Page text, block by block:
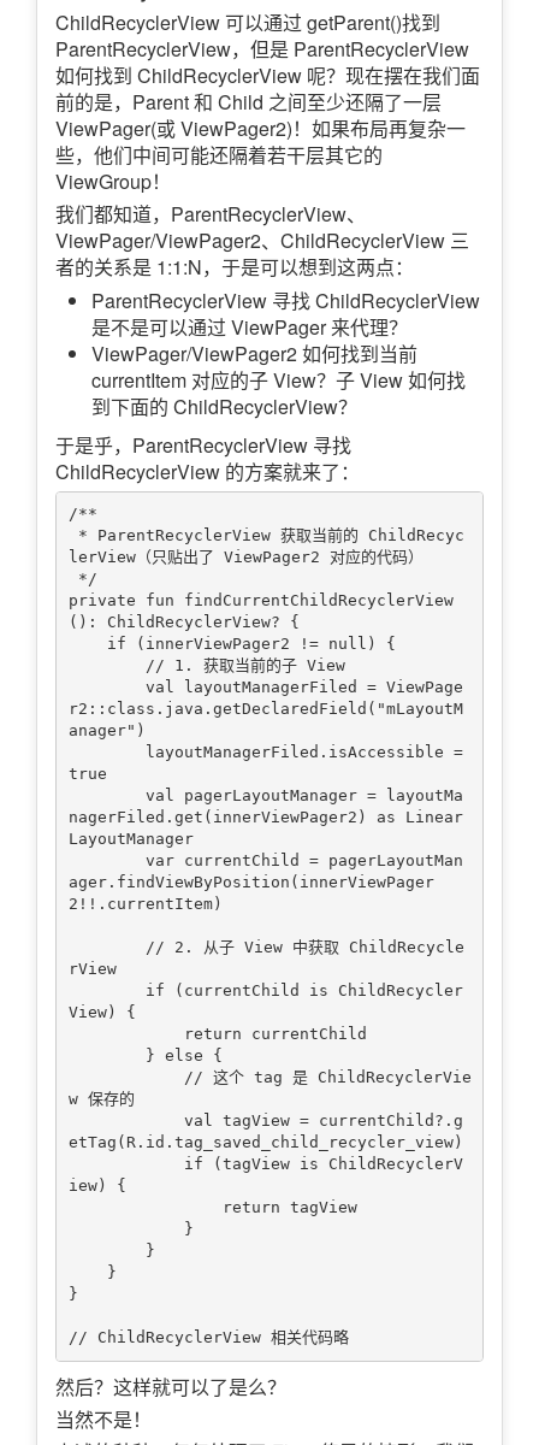
ChildRecyclerView 可以通过 getParent()找到
ParentRecyclerView，但是 ParentRecyclerView
如何找到 ChildRecyclerView 呢？现在摆在我们面
前的是，Parent 和 Child 之间至少还隔了一层
ViewPager(或 ViewPager2)！如果布局再复杂一
些，他们中间可能还隔着若干层其它的
ViewGroup！
我们都知道，ParentRecyclerView、
ViewPager/ViewPager2、ChildRecyclerView 三
者的关系是 1:1:N，于是可以想到这两点：
ParentRecyclerView 寻找 ChildRecyclerView
是不是可以通过 ViewPager 来代理？
ViewPager/ViewPager2 如何找到当前
currentItem 对应的子 View？子 View 如何找
到下面的 ChildRecyclerView？
于是乎，ParentRecyclerView 寻找
ChildRecyclerView 的方案就来了：
/**
lerView（只贴出了 ViewPager2 对应的代码）
private fun findCurrentChildRecyclerView
(): ChildRecyclerView? {
r2::class.java.getDeclaredField("mLayoutM
anager")
true
nagerFiled.get(innerViewPager2) as Linear
LayoutManager
ager.findViewByPosition(innerViewPager
2!!.currentItem)
rView
View) {
w 保存的
etTag(R.id.tag_saved_child_recycler_view)
iew) {
}
// ChildRecyclerView 相关代码略
然后？这样就可以了是么？
当然不是！